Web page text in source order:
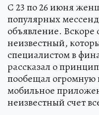
С 23 по 26 июня
популярных
объявление. Вскоре
неизвестный,
специалистом в
рассказал о
пообещал
мобильное
неизвестный счет